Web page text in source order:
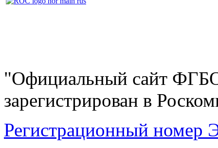
"Официальный сайт
зарегистрирован в
Регистрационный